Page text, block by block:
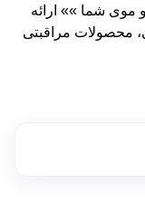
شما »» ارائه
محصولات مراقبتی